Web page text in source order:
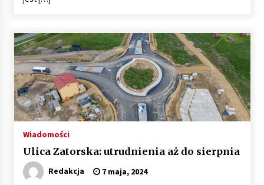
Wiadomości
Ulica Zatorska: utrudnienia aż do sierpnia
Redakcja 7 maja, 2024